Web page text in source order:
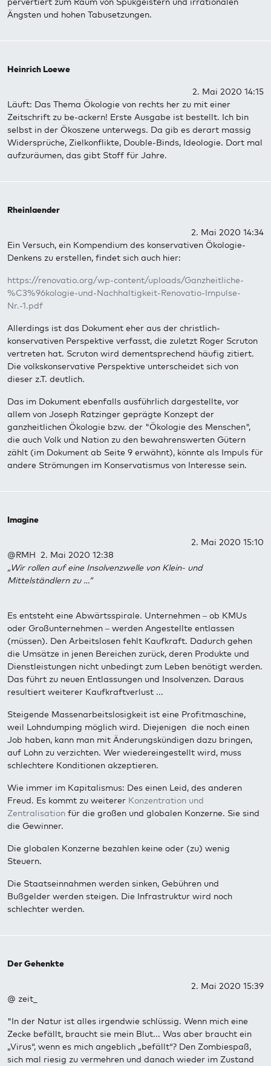
Ängsten und hohen Tabusetzungen.
Heinrich Loewe
2. Mai 2020 14:15
Läuft: Das Thema Ökologie von rechts her zu mit einer
Zeitschrift zu be-ackern! Erste Ausgabe ist bestellt. Ich bin
selbst in der Ökoszene unterwegs. Da gib es derart massig
Widersprüche, Zielkonflikte, Double-Binds, Ideologie. Dort mal
aufzuräumen, das gibt Stoff für Jahre.
Rheinlaender
2. Mai 2020 14:34
Ein Versuch, ein Kompendium des konservativen Ökologie-
Denkens zu erstellen, findet sich auch hier:
https://renovatio.org/wp-content/uploads/Ganzheitliche-
%C3%96kologie-und-Nachhaltigkeit-Renovatio-Impulse-
Nr.-1.pdf
Allerdings ist das Dokument eher aus der christlich-
konservativen Perspektive verfasst, die zuletzt Roger Scruton
vertreten hat. Scruton wird dementsprechend häufig zitiert.
Die volkskonservative Perspektive unterscheidet sich von
dieser z.T. deutlich.
Das im Dokument ebenfalls ausführlich dargestellte, vor
allem von Joseph Ratzinger geprägte Konzept der
ganzheitlichen Ökologie bzw. der "Ökologie des Menschen",
die auch Volk und Nation zu den bewahrenswerten Gütern
zählt (im Dokument ab Seite 9 erwähnt), könnte als Impuls für
andere Strömungen im Konservatismus von Interesse sein.
Imagine
2. Mai 2020 15:10
@RMH 2. Mai 2020 12:38
„Wir rollen auf eine Insolvenzwelle von Klein- und
Mittelständlern zu …“
Es entsteht eine Abwärtsspirale. Unternehmen – ob KMUs
oder Großunternehmen – werden Angestellte entlassen
(müssen). Den Arbeitslosen fehlt Kaufkraft. Dadurch gehen
die Umsätze in jenen Bereichen zurück, deren Produkte und
Dienstleistungen nicht unbedingt zum Leben benötigt werden.
Das führt zu neuen Entlassungen und Insolvenzen. Daraus
resultiert weiterer Kaufkraftverlust ...
Steigende Massenarbeitslosigkeit ist eine Profitmaschine,
weil Lohndumping möglich wird. Diejenigen die noch einen
Job haben, kann man mit Änderungskündigen dazu bringen,
auf Lohn zu verzichten. Wer wiedereingestellt wird, muss
schlechtere Konditionen akzeptieren.
Wie immer im Kapitalismus: Des einen Leid, des anderen
Freud. Es kommt zu weiterer Konzentration und
Zentralisation für die großen und globalen Konzerne. Sie sind
die Gewinner.
Die globalen Konzerne bezahlen keine oder (zu) wenig
Steuern.
Die Staatseinnahmen werden sinken, Gebühren und
Bußgelder werden steigen. Die Infrastruktur wird noch
schlechter werden.
Der Gehenkte
2. Mai 2020 15:39
@ zeit_
"In der Natur ist alles irgendwie schlüssig. Wenn mich eine
Zecke befällt, braucht sie mein Blut... Was aber braucht ein
„Virus“, wenn es mich angeblich „befällt“? Den Zombiespaß,
sich mal riesig zu vermehren und danach wieder im Zustand